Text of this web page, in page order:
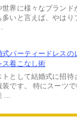
世界に様々なブランド
多いと言えば、やはり
式パーティードレスの
ス着こなし術
トとして結婚式に招待
装です。 特にスーツ
...